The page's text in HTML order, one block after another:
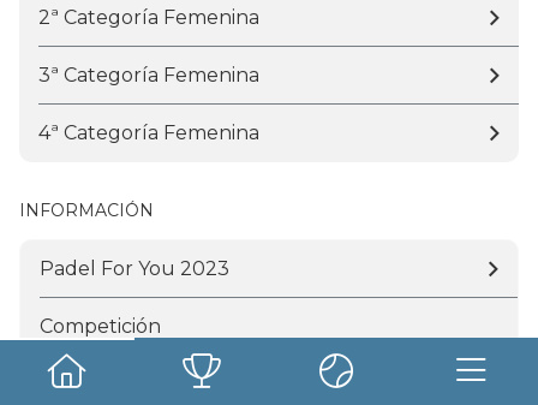
2ª Categoría Femenina
3ª Categoría Femenina
4ª Categoría Femenina
INFORMACIÓN
Padel For You 2023
Competición
Padel For You 2023 - #3